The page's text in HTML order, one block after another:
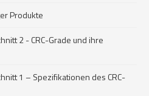
Produkte
2 - CRC-Grade und ihre
1 – Spezifikationen des CRC-